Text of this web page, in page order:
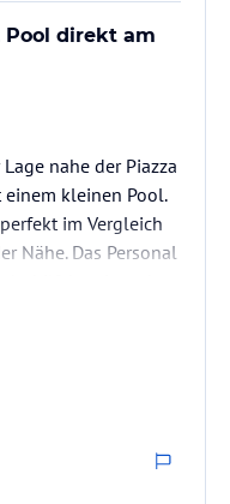
Pool direkt am
nahe der Piazza
kleinen Pool.
im Vergleich
Nähe. Das Personal